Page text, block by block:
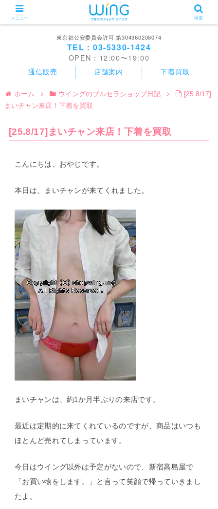
東京都公安委員会許可 第304360208074
TEL：03-5330-1424
OPEN：12:00〜19:00
通信販売 店舗案内 下着買取
ホーム ウイングのブルセラショップ日記
[25.8/17]
まいチャン来店！下着を買取
[25.8/17]まいチャン来店！下着を買取
こんにちは、おやじです。
本日は、まいチャンが来てくれました。
まいチャンは、約1か月半ぶりの来店です。
最近は定期的に来てくれているのですが、商品はいつも
ほとんど売れてしまっています。
今日はウイング以外は予定がないので、新宿高島屋で
「お買い物をします。」と言って笑顔で帰っていきまし
たよ。
メニュー 検索